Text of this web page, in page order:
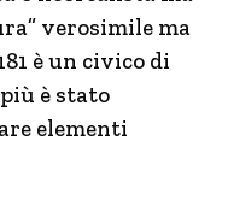
verosimile ma
è un civico di
è stato
elementi